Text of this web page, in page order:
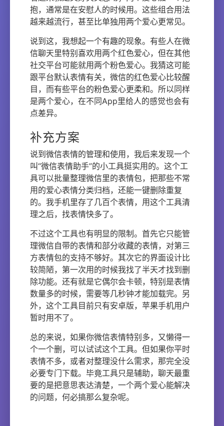
抱，通常是在安慰人的时候用。这些组合用法
越来越流行，甚至比单独用两个爱心更常见。
说到这，我想起一个有趣的现象。有些人在微
信聊天里特别喜欢用两个红色爱心，但在其他
社交平台可能就用两个粉色爱心。我猜这可能
跟平台默认表情有关，微信的红色爱心比较醒
目，而有些平台的粉色爱心更柔和。所以同样
是两个爱心，在不同App里给人的感觉也会有
点差异。
补充方案
说到微信表情的管理和使用，我后来发现一个
叫“微信表情助手”的小工具挺实用的。这个工
具可以批量整理微信里的表情包，把那些不常
用的爱心表情分类归档，还能一键删除重复
的。我手机里存了几百个表情，用这个工具清
理之后，找表情快多了。
不过这个工具也有明显的限制。首先它只能管
理微信自带的表情和部分收藏的表情，对第三
方表情包的支持不够好。其次它的界面设计比
较简陋，第一次用的时候我找了半天才找到删
除功能。还有就是它偶尔会卡顿，特别是表情
数量多的时候，需要等几秒钟才能加载完。另
外，这个工具目前只有安卓版，苹果手机用户
暂时用不了。
总的来说，如果你微信表情特别多，又懒得一
个一个删，可以试试这个工具。但如果你平时
表情不多，或者对整理没什么需求，那完全没
必要专门下载。毕竟工具只是辅助，聊天最重
要的是把意思表达清楚，一个两个爱心能解决
的问题，何必搞那么复杂呢。